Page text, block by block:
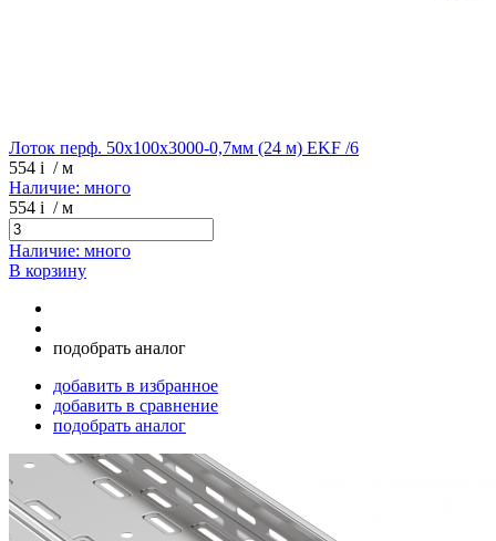
Лоток перф. 50х100х3000-0,7мм (24 м) EKF /6
554 i / м
Наличие: много
554 i / м
Наличие: много
В корзину
подобрать аналог
добавить в избранное
добавить в сравнение
подобрать аналог